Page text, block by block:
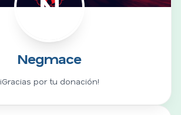
Negmace
¡Gracias por tu donación!